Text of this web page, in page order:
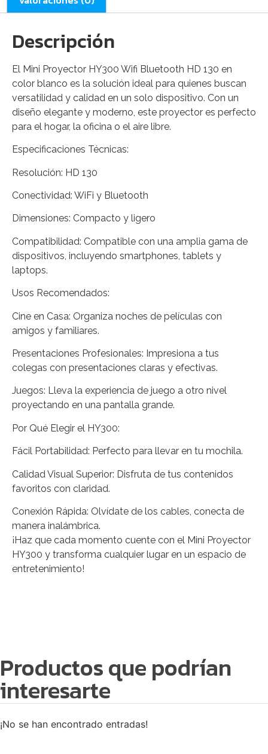
Descripción
El Mini Proyector HY300 Wifi Bluetooth HD 130 en
color blanco es la solución ideal para quienes buscan
versatilidad y calidad en un solo dispositivo. Con un
diseño elegante y moderno, este proyector es perfecto
para el hogar, la oficina o el aire libre.
Especificaciones Técnicas:
Resolución: HD 130
Conectividad: WiFi y Bluetooth
Dimensiones: Compacto y ligero
Compatibilidad: Compatible con una amplia gama de
dispositivos, incluyendo smartphones, tablets y
laptops.
Usos Recomendados:
Cine en Casa: Organiza noches de películas con
amigos y familiares.
Presentaciones Profesionales: Impresiona a tus
colegas con presentaciones claras y efectivas.
Juegos: Lleva la experiencia de juego a otro nivel
proyectando en una pantalla grande.
Por Qué Elegir el HY300:
Fácil Portabilidad: Perfecto para llevar en tu mochila.
Calidad Visual Superior: Disfruta de tus contenidos
favoritos con claridad.
Conexión Rápida: Olvídate de los cables, conecta de
manera inalámbrica.
¡Haz que cada momento cuente con el Mini Proyector
HY300 y transforma cualquier lugar en un espacio de
entretenimiento!
Productos que podrían
interesarte
¡No se han encontrado entradas!